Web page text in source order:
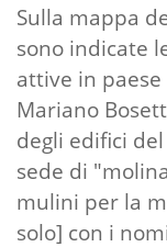
Sulla mappa
sono indicate
attive in
Mariano
degli edifici
sede di
mulini per la
solo] con i